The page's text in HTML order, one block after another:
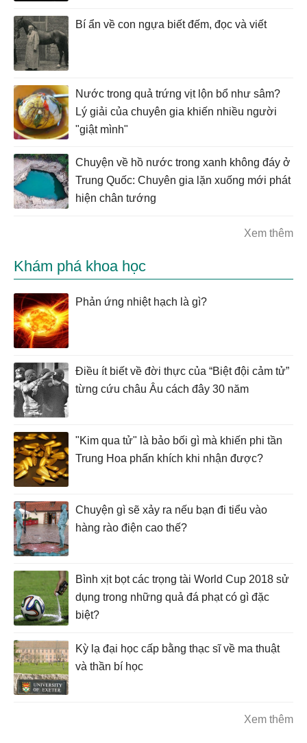
Bí ẩn về con ngựa biết đếm, đọc và viết
Nước trong quả trứng vịt lộn bổ như sâm?
Lý giải của chuyên gia khiến nhiều người
"giật mình"
Chuyện về hồ nước trong xanh không đáy ở
Trung Quốc: Chuyên gia lặn xuống mới phát
hiện chân tướng
Xem thêm
Khám phá khoa học
Phản ứng nhiệt hạch là gì?
Điều ít biết về đời thực của “Biệt đội cảm tử”
từng cứu châu Âu cách đây 30 năm
"Kim qua tử" là bảo bối gì mà khiến phi tần
Trung Hoa phấn khích khi nhận được?
Chuyện gì sẽ xảy ra nếu bạn đi tiểu vào
hàng rào điện cao thế?
Bình xịt bọt các trọng tài World Cup 2018 sử
dụng trong những quả đá phạt có gì đặc
biệt?
Kỳ lạ đại học cấp bằng thạc sĩ về ma thuật
và thần bí học
Xem thêm